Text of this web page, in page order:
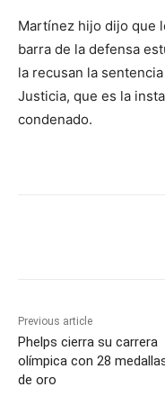
Martínez hijo dijo que
barra de la defensa
la recusan la
Justicia, que es la
condenado.
Previous article
Phelps cierra su carrera
olímpica con 28
de oro